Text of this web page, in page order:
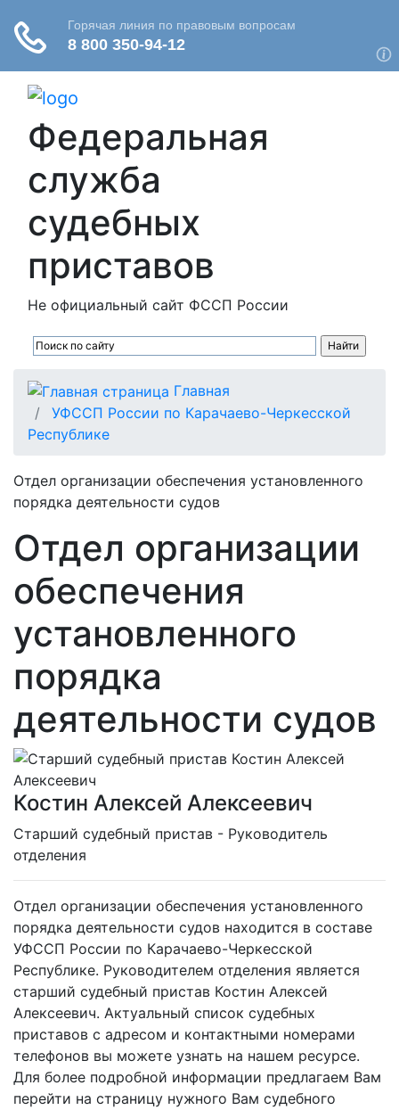
Федеральная
служба
судебных
приставов
Не официальный сайт ФССП России
Главная
УФССП России по Карачаево-Черкесской
Республике
Отдел организации обеспечения установленного
порядка деятельности судов
Отдел организации
обеспечения
установленного
порядка
деятельности судов
Костин Алексей Алексеевич
Cтарший судебный пристав - Руководитель
отделения
Отдел организации обеспечения установленного
порядка деятельности судов находится в составе
УФССП России по Карачаево-Черкесской
Республике. Руководителем отделения является
старший судебный пристав Костин Алексей
Алексеевич. Актуальный список судебных
приставов с адресом и контактными номерами
телефонов вы можете узнать на нашем ресурсе.
Для более подробной информации предлагаем Вам
перейти на страницу нужного Вам судебного